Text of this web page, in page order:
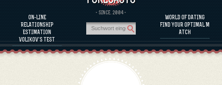
ON-LINE
RELATIONSHIP
ESTIMATION
VOLIKOV’S TEST
· SINCE. 2004 ·
WORLD OF DATING
FIND YOUR OPTIMAL M
ATCH
FAQS
CALCULATE RELATIONSHIP COMPATIBILITY
PROGNOSIS AND ANALYTICS